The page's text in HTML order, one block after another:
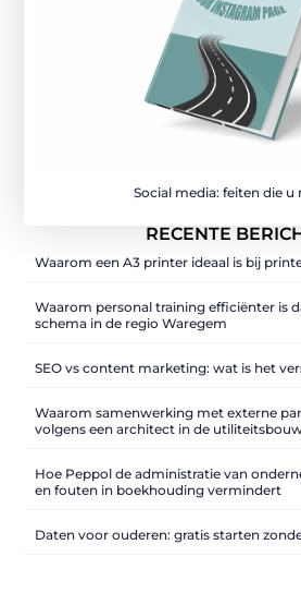
Social media: feiten die u
RECENTE
Waarom een A3 printer ideaal is bij
Waarom personal training efficiënter is
schema in de regio Waregem
SEO vs content marketing: wat is het
Waarom samenwerking met externe
volgens een architect in de
Hoe Peppol de administratie van
en fouten in boekhouding vermindert
Daten voor ouderen: gratis starten